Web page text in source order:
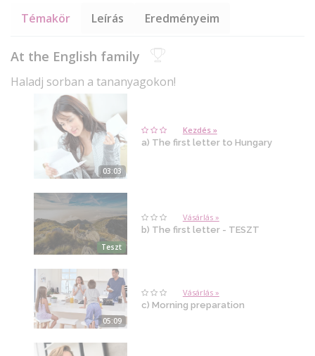
Témakör Leírás Eredményeim
At the English family
Haladj sorban a tananyagokon!
03:03
Kezdés »
a) The first letter to Hungary
Teszt
Vásárlás »
b) The first letter - TESZT
05:09
Vásárlás »
c) Morning preparation